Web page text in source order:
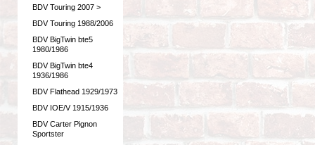
BDV Touring 2007 >
BDV Touring 1988/2006
BDV BigTwin bte5
1980/1986
BDV BigTwin bte4
1936/1986
BDV Flathead 1929/1973
BDV IOE/V 1915/1936
BDV Carter Pignon
Sportster